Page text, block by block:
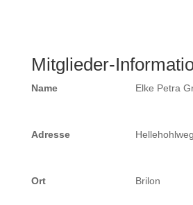
Mitglieder-
Name Elke Petra
Adresse
Ort Brilon